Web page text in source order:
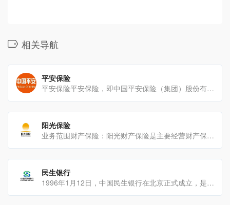
相关导航
平安保险
平安保险平安保险，即中国平安保险（集团）股份有限公司，是一家在国内外具有重大影响力的综合性金融集团业务范围[…]
阳光保险
业务范围财产保险：阳光财产保险是主要经营财产保险业务的全国性保险公司，为企业和个人提供各类财产保险产品，如车[…]
民生银行
1996年1月12日，中国民生银行在北京正式成立，是中国第一家主要由民营企业发起设立的全国性股份制商[…]